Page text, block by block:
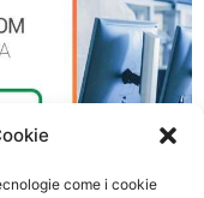
come i cookie